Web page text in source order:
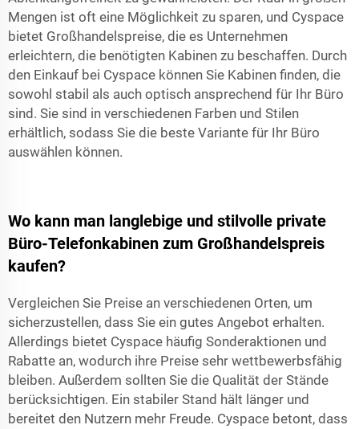
Mengen ist oft eine Möglichkeit zu sparen, und Cyspace
bietet Großhandelspreise, die es Unternehmen
erleichtern, die benötigten Kabinen zu beschaffen. Durch
den Einkauf bei Cyspace können Sie Kabinen finden, die
sowohl stabil als auch optisch ansprechend für Ihr Büro
sind. Sie sind in verschiedenen Farben und Stilen
erhältlich, sodass Sie die beste Variante für Ihr Büro
auswählen können.
Wo kann man langlebige und stilvolle private
Büro-Telefonkabinen zum Großhandelspreis
kaufen?
Vergleichen Sie Preise an verschiedenen Orten, um
sicherzustellen, dass Sie ein gutes Angebot erhalten.
Allerdings bietet Cyspace häufig Sonderaktionen und
Rabatte an, wodurch ihre Preise sehr wettbewerbsfähig
bleiben. Außerdem sollten Sie die Qualität der Stände
berücksichtigen. Ein stabiler Stand hält länger und
bereitet den Nutzern mehr Freude. Cyspace betont, dass